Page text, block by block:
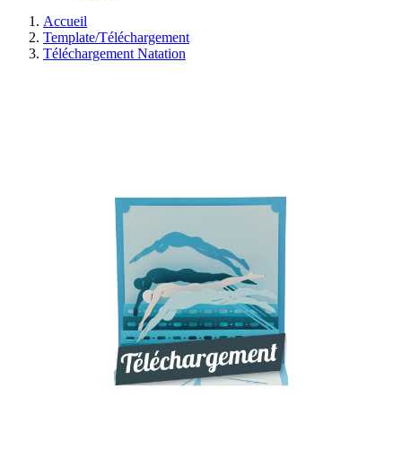
Accueil
Template/Téléchargement
Téléchargement Natation